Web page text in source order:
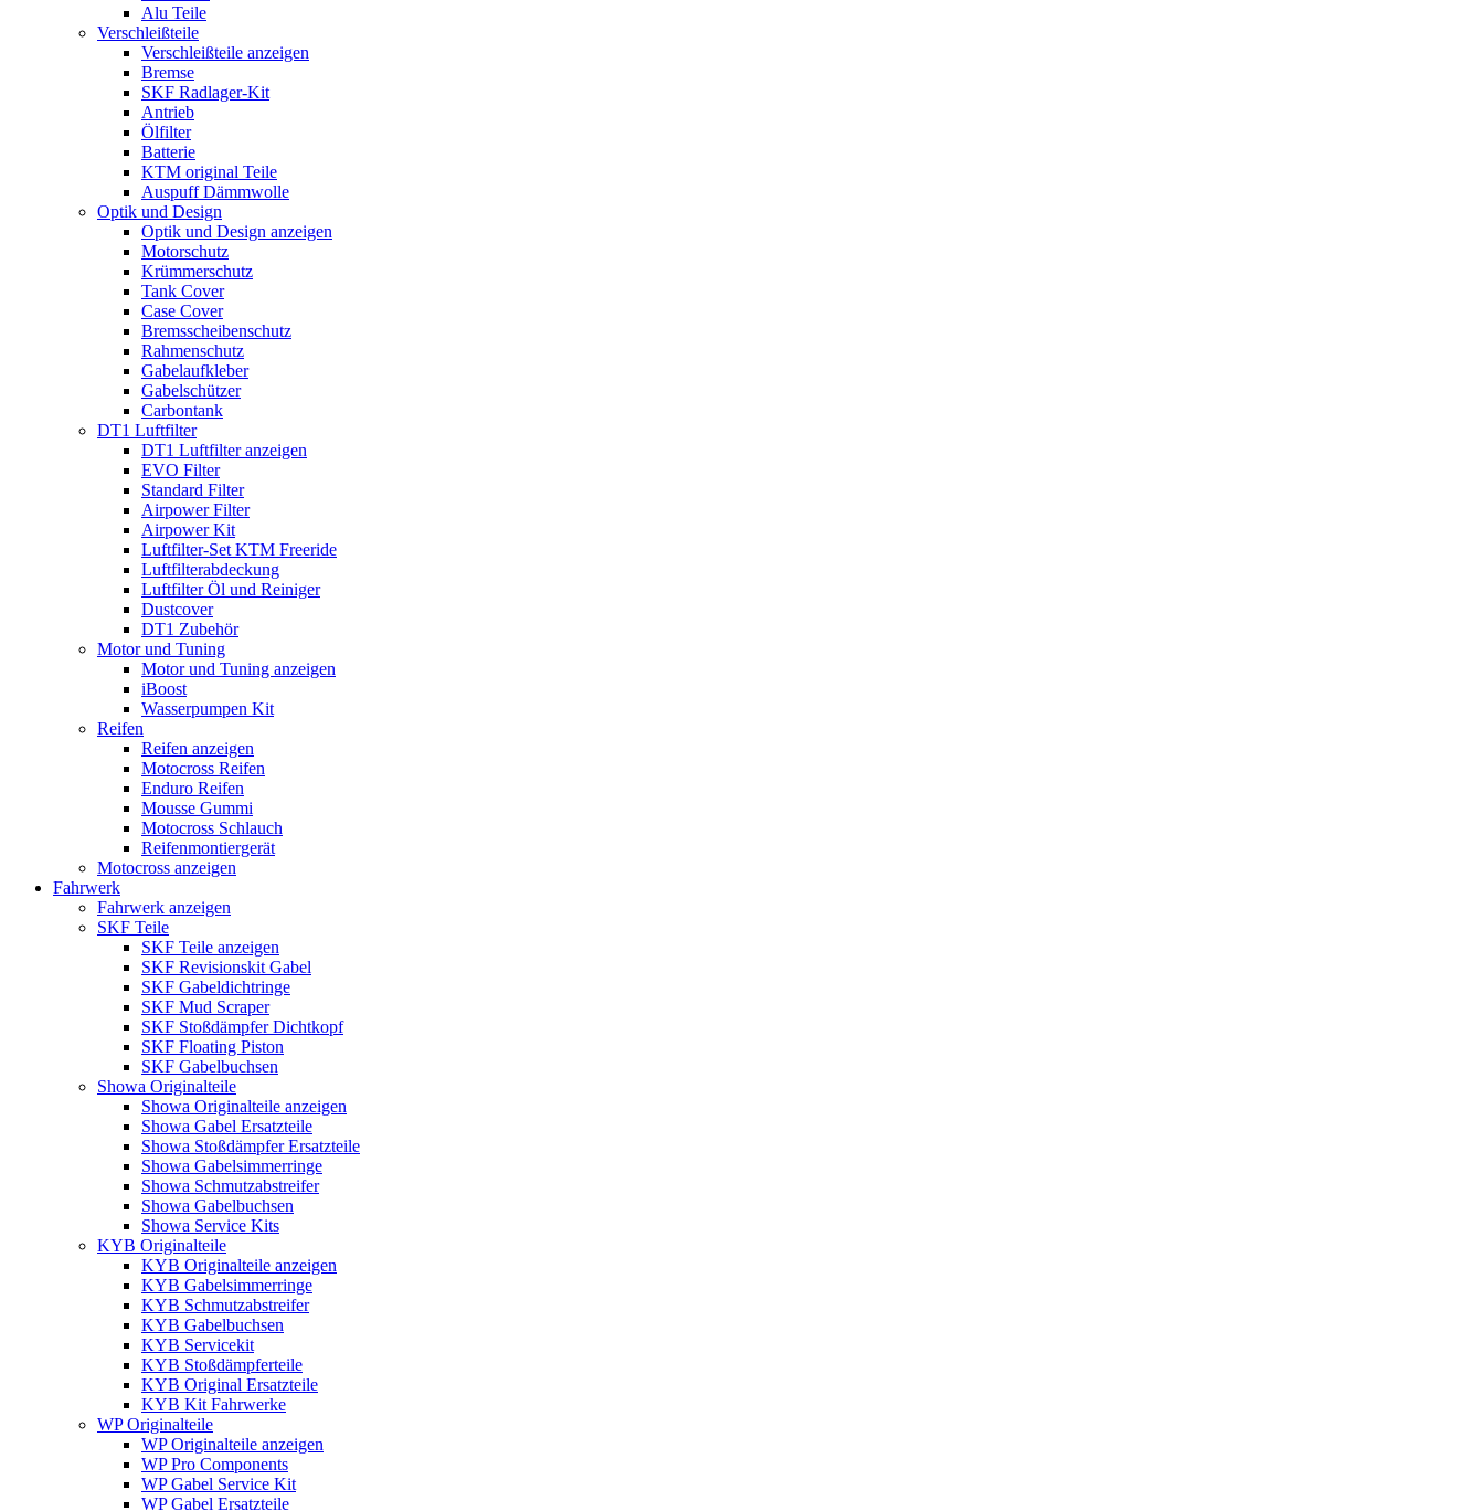
Alu Teile
Verschleißteile
Verschleißteile anzeigen
Bremse
SKF Radlager-Kit
Antrieb
Ölfilter
Batterie
KTM original Teile
Auspuff Dämmwolle
Optik und Design
Optik und Design anzeigen
Motorschutz
Krümmerschutz
Tank Cover
Case Cover
Bremsscheibenschutz
Rahmenschutz
Gabelaufkleber
Gabelschützer
Carbontank
DT1 Luftfilter
DT1 Luftfilter anzeigen
EVO Filter
Standard Filter
Airpower Filter
Airpower Kit
Luftfilter-Set KTM Freeride
Luftfilterabdeckung
Luftfilter Öl und Reiniger
Dustcover
DT1 Zubehör
Motor und Tuning
Motor und Tuning anzeigen
iBoost
Wasserpumpen Kit
Reifen
Reifen anzeigen
Motocross Reifen
Enduro Reifen
Mousse Gummi
Motocross Schlauch
Reifenmontiergerät
Motocross anzeigen
Fahrwerk
Fahrwerk anzeigen
SKF Teile
SKF Teile anzeigen
SKF Revisionskit Gabel
SKF Gabeldichtringe
SKF Mud Scraper
SKF Stoßdämpfer Dichtkopf
SKF Floating Piston
SKF Gabelbuchsen
Showa Originalteile
Showa Originalteile anzeigen
Showa Gabel Ersatzteile
Showa Stoßdämpfer Ersatzteile
Showa Gabelsimmerringe
Showa Schmutzabstreifer
Showa Gabelbuchsen
Showa Service Kits
KYB Originalteile
KYB Originalteile anzeigen
KYB Gabelsimmerringe
KYB Schmutzabstreifer
KYB Gabelbuchsen
KYB Servicekit
KYB Stoßdämpferteile
KYB Original Ersatzteile
KYB Kit Fahrwerke
WP Originalteile
WP Originalteile anzeigen
WP Pro Components
WP Gabel Service Kit
WP Gabel Ersatzteile